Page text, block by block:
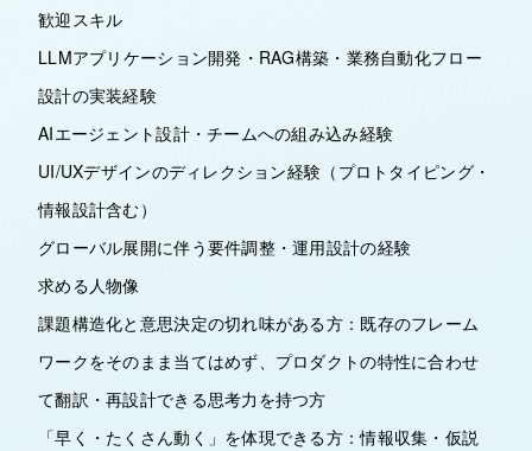
歓迎スキル
LLMアプリケーション開発・RAG構築・業務自動化フロー
設計の実装経験
AIエージェント設計・チームへの組み込み経験
UI/UXデザインのディレクション経験（プロトタイピング・
情報設計含む）
グローバル展開に伴う要件調整・運用設計の経験
求める人物像
課題構造化と意思決定の切れ味がある方：既存のフレーム
ワークをそのまま当てはめず、プロダクトの特性に合わせ
て翻訳・再設計できる思考力を持つ方
「早く・たくさん動く」を体現できる方：情報収集・仮説